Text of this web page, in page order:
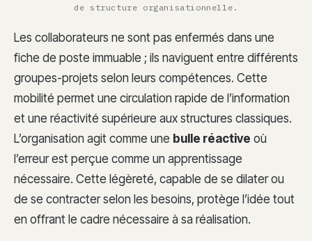
de structure organisationnelle.
Les collaborateurs ne sont pas enfermés dans une
fiche de poste immuable ; ils naviguent entre différents
groupes-projets selon leurs compétences. Cette
mobilité permet une circulation rapide de l’information
et une réactivité supérieure aux structures classiques.
L’organisation agit comme une bulle réactive où
l’erreur est perçue comme un apprentissage
nécessaire. Cette légèreté, capable de se dilater ou
de se contracter selon les besoins, protège l’idée tout
en offrant le cadre nécessaire à sa réalisation.